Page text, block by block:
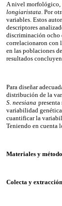
A nivel morfológico,
longiaristata. Por
variables. Estos
descriptores
discriminación ocho
correlacionaron con
en las poblaciones
resultados
Para diseñar
distribución de la
S. neesiana
variabilidad
cuantificar la
Teniendo en cuenta
Materiales y
Colecta y